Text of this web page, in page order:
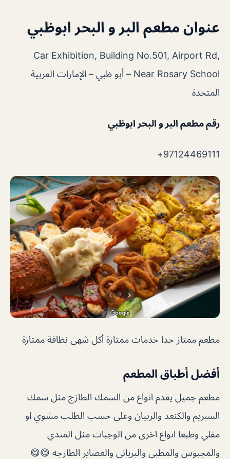
عنوان مطعم البر و البحر ابوظبي
Car Exhibition, Building No.501, Airport Rd,
Near Rosary School – أبو ظبي – الإمارات العربية
المتحدة
رقم مطعم البر و البحر ابوظبي
97124469111+
مطعم ممتاز جدا خدمات ممتازة أكل شهى نظافة ممتازة
أفضل أطباق المطعم
مطعم جميل يقدم انواع من السمك الطازج مثل سمك
السبريم والكنعد والربيان وعلى حسب الطلب مشوي او
مقلي وطبعا انواع اخرى من الوجبات مثل المندي
والمجبوس والمظبي والبرياني والعصاير الطازجه 😋😋